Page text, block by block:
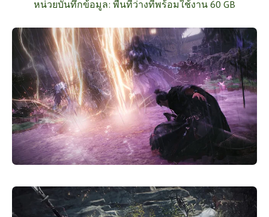
หน่วยบันทึกข้อมูล: พื้นที่ว่างที่พร้อมใช้งาน 60 GB